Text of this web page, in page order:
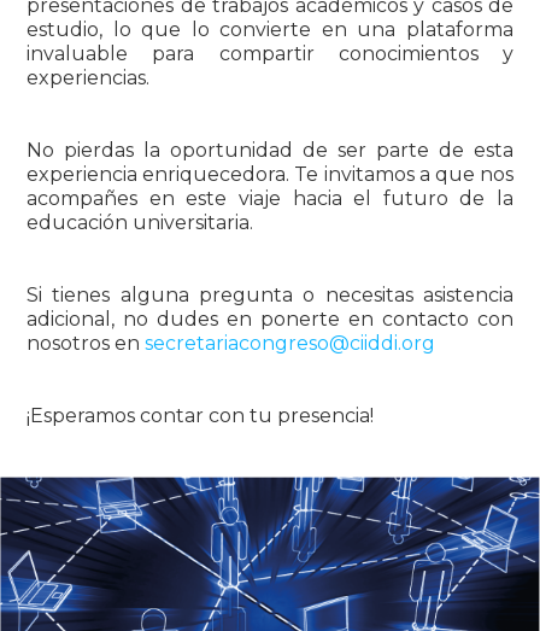
presentaciones de trabajos académicos y casos de
estudio, lo que lo convierte en una plataforma
invaluable para compartir conocimientos y
experiencias.
No pierdas la oportunidad de ser parte de esta
experiencia enriquecedora. Te invitamos a que nos
acompañes en este viaje hacia el futuro de la
educación universitaria.
Si tienes alguna pregunta o necesitas asistencia
adicional, no dudes en ponerte en contacto con
nosotros en secretariacongreso@ciiddi.org
¡Esperamos contar con tu presencia!